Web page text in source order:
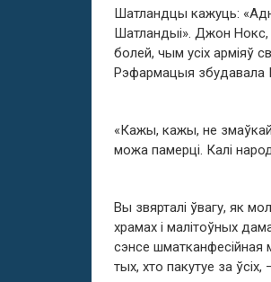
Шатландцы кажуць:
Шатландыі». Джон Нокс,
болей, чым усіх арміяў
Рэфармацыя збудавала
«Кажы, кажы, не
можа памерці. Калі
Вы звярталі ўвагу, як
храмах і малітоўных
сэнсе шматканфесійная
тых, хто пакутуе за